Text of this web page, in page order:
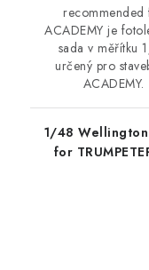
recommended
ACADEMY je
sada v měřítku
určený pro
ACADEMY.
1/48
for